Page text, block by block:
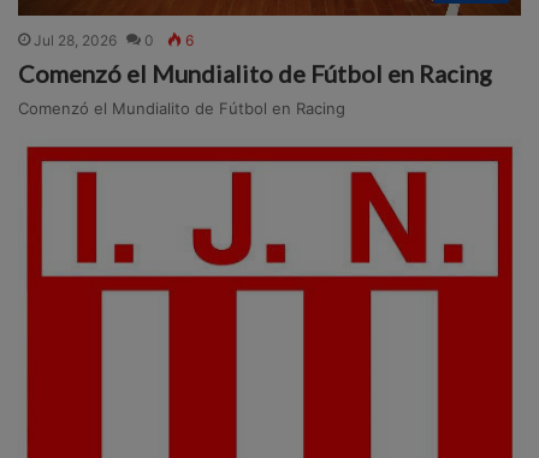
Jul 28, 2026 0 6
Comenzó el Mundialito de Fútbol en Racing
Comenzó el Mundialito de Fútbol en Racing